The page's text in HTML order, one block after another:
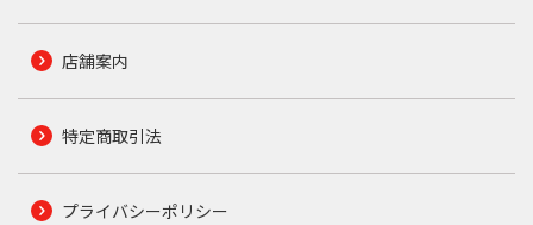
店舗案内
特定商取引法
プライバシーポリシー